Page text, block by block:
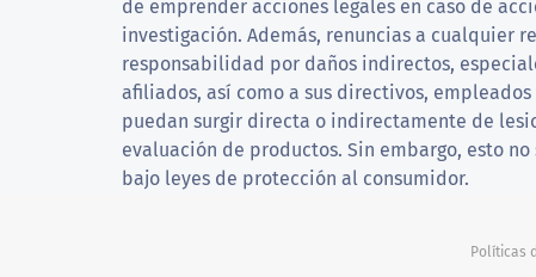
de emprender acciones legales en caso de
investigación. Además, renuncias a cualquier
responsabilidad por daños indirectos,
afiliados, así como a sus directivos,
puedan surgir directa o indirectamente de
evaluación de productos. Sin embargo, esto
bajo leyes de protección al consumidor.
Políticas